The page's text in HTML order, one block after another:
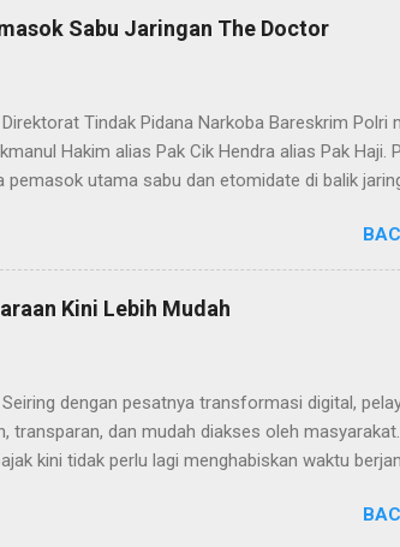
Ervan merupakan hubungan hukum
tuntutan hukum (onslag van alle recht
Sabu Jaringan The Doctor
Direktorat Tindak Pidana Narkoba Bareskrim Polri
Hakim alias Pak Cik Hendra alias Pak Haji.
pemasok utama sabu dan etomidate di balik
alias Pak Haji," kata Direktur Tindak Pidana
dalam keterangannya, Rabu (20/5). Eko
(WNI) asal Aceh yang saat ini terdeteksi berada
sudah berpindah menjadi warga negara Saint
Kini Lebih Mudah
Seiring dengan pesatnya transformasi digital,
transparan, dan mudah diakses oleh
kini tidak perlu lagi menghabiskan waktu
pengesahan STNK tahunan dapat